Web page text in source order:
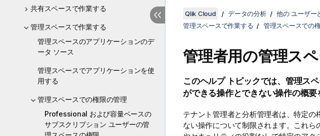
共有スペースで作業する
管理スペースで作業する
管理スペースのアプリケーションのデ
ータ ソース
管理スペースでアプリケーションを使
用する
管理スペースでの権限の管理
Professional および容量ベースの
サブスクリプション ユーザーの管
Qlik Cloud データの分析 他の ユーザー
管理スペースで作業する
管理スペースでの
管理者用の管理ス
このヘルプ トピックでは、 管理ス
ができる操作とできない操作の概要
テナント管理者と分析管理者は、特定
ない操作について制限されます。これ